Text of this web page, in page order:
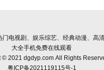
门电视剧、娱乐综艺、经典动漫、高
大全手机免费在线观看
© 2021 dgdyp.com All Rights
粤ICP备2021119115号-1